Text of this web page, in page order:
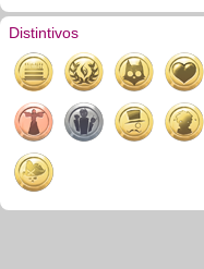
Distintivos